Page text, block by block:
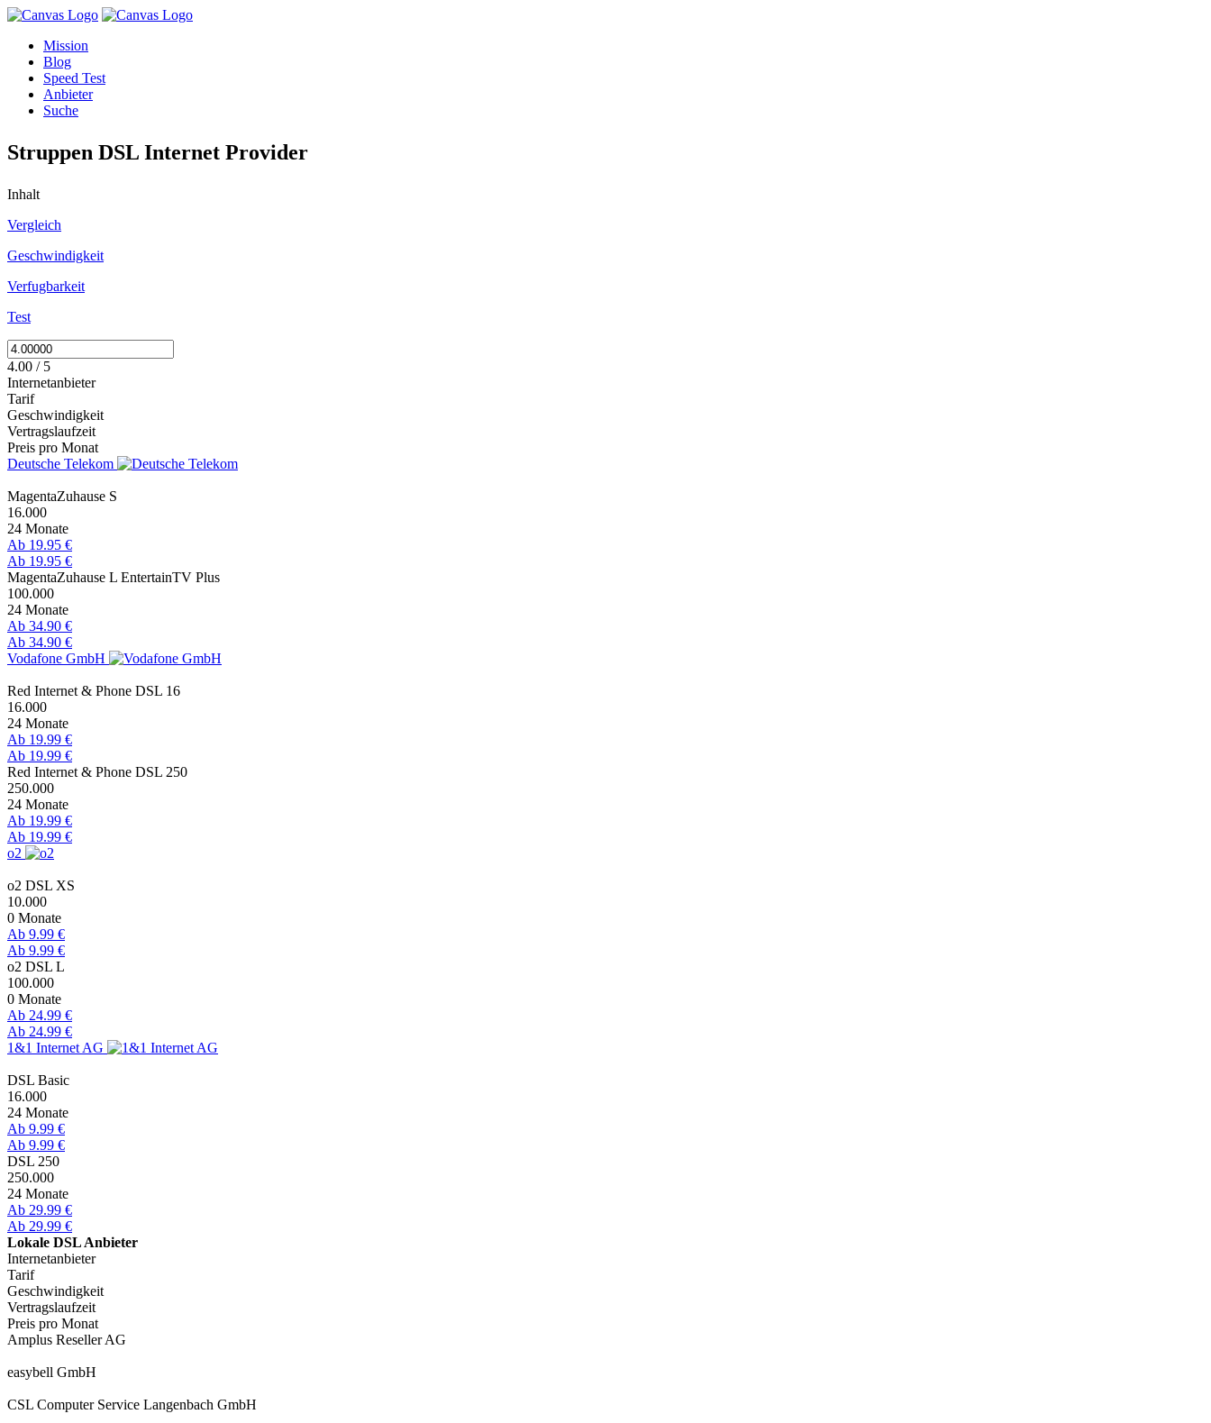
Mission
Blog
Speed Test
Anbieter
Suche
Struppen DSL Internet Provider
Inhalt
Vergleich
Geschwindigkeit
Verfugbarkeit
Test
4.00 / 5
Internetanbieter
Tarif
Geschwindigkeit
Vertragslaufzeit
Preis pro Monat
Deutsche Telekom
MagentaZuhause S
16.000
24 Monate
Ab 19.95 €
Ab 19.95 €
MagentaZuhause L EntertainTV Plus
100.000
24 Monate
Ab 34.90 €
Ab 34.90 €
Vodafone GmbH
Red Internet & Phone DSL 16
16.000
24 Monate
Ab 19.99 €
Ab 19.99 €
Red Internet & Phone DSL 250
250.000
24 Monate
Ab 19.99 €
Ab 19.99 €
o2
o2 DSL XS
10.000
0 Monate
Ab 9.99 €
Ab 9.99 €
o2 DSL L
100.000
0 Monate
Ab 24.99 €
Ab 24.99 €
1&1 Internet AG
DSL Basic
16.000
24 Monate
Ab 9.99 €
Ab 9.99 €
DSL 250
250.000
24 Monate
Ab 29.99 €
Ab 29.99 €
Lokale DSL Anbieter
Internetanbieter
Tarif
Geschwindigkeit
Vertragslaufzeit
Preis pro Monat
Amplus Reseller AG
easybell GmbH
CSL Computer Service Langenbach GmbH